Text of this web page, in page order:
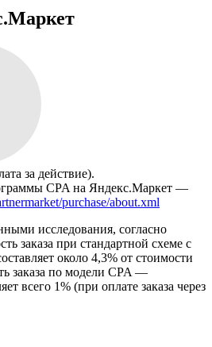
за действие).
CPA на Яндекс.Маркет —
purchase/about.xml
исследования, согласно
заказа при стандартной схеме с
около 4,3% от стоимости
заказа по модели CPA —
всего 1% (при оплате заказа через